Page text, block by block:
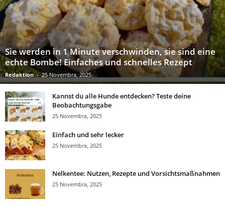
Sie werden in 1 Minute verschwinden, sie sind eine
echte Bombe! Einfaches und schnelles Rezept
Redaktion - 25 Novembra, 2025
Kannst du alle Hunde entdecken? Teste deine
Beobachtungsgabe
25 Novembra, 2025
Einfach und sehr lecker
25 Novembra, 2025
Nelkentee: Nutzen, Rezepte und Vorsichtsmaßnahmen
25 Novembra, 2025